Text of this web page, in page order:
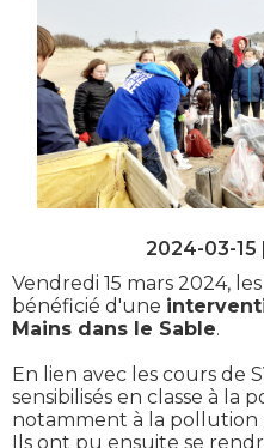
2024-03-15 |
Vendredi 15 mars 2024,
bénéficié d'une
Mains dans le Sable.
En lien avec les cours de
sensibilisés en classe à la
notamment à la pollution
Ils ont pu ensuite se